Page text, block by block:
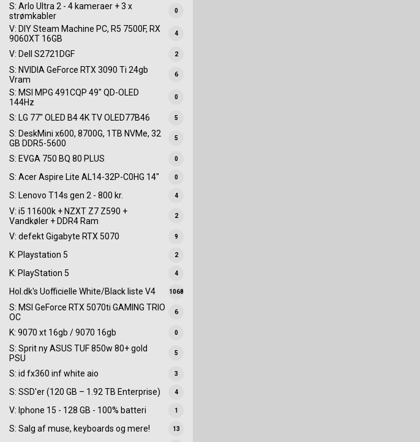
S: Arlo Ultra 2 - 4 kameraer + 3 x
strømkabler
0
V: DIY Steam Machine PC, R5 7500F, RX
9060XT 16GB
4
V: Dell S2721DGF 2
S: NVIDIA GeForce RTX 3090 Ti 24gb
Vram
6
S: MSI MPG 491CQP 49" QD-OLED
144Hz
0
S: LG 77" OLED B4 4K TV OLED77B46 5
S: DeskMini x600, 8700G, 1TB NVMe, 32
GB DDR5-5600
5
S: EVGA 750 BQ 80 PLUS 0
S: Acer Aspire Lite AL14-32P-C0HG 14" 0
S: Lenovo T14s gen 2 - 800 kr. 4
V: i5 11600k + NZXT Z7 Z590 +
Vandkøler + DDR4 Ram
2
V: defekt Gigabyte RTX 5070 9
K: Playstation 5 2
K: PlayStation 5 4
Hol.dk's Uofficielle White/Black liste V4 1068
S: MSI GeForce RTX 5070ti GAMING TRIO
OC
6
K: 9070 xt 16gb / 9070 16gb 0
S: Sprit ny ASUS TUF 850w 80+ gold
PSU
5
S: id fx360 inf white aio 3
S: SSD'er (120 GB – 1.92 TB Enterprise) 4
V: Iphone 15 - 128 GB - 100% batteri 1
S: Salg af muse, keyboards og mere! 13